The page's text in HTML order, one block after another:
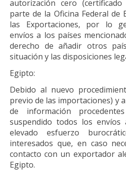
autorización cero
parte de la Oficina Federal de
las Exportaciones, por lo
envíos a los países
derecho de añadir otros
situación y las disposiciones
Egipto:
Debido al nuevo
previo de las importaciones) y
de información
suspendido todos los
elevado esfuerzo
interesados que, en caso
contacto con un exportador
Egipto.